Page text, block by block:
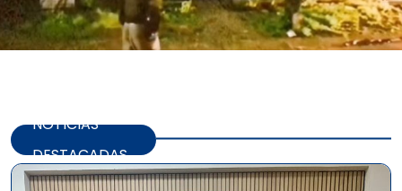
NOTICIAS
DESTACADAS